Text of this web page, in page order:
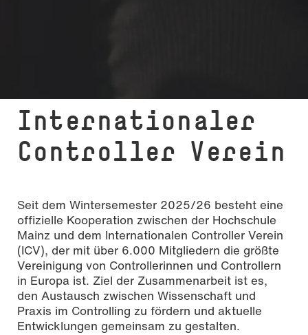
In­ter­na­tio­naler
Controller Verein
Seit dem Wintersemester 2025/26 besteht eine
offizielle Kooperation zwischen der Hochschule
Mainz und dem Internationalen Controller Verein
(ICV), der mit über 6.000 Mitgliedern die größte
Vereinigung von Controllerinnen und Controllern
in Europa ist. Ziel der Zusammenarbeit ist es,
den Austausch zwischen Wissenschaft und
Praxis im Controlling zu fördern und aktuelle
Entwicklungen gemeinsam zu gestalten.